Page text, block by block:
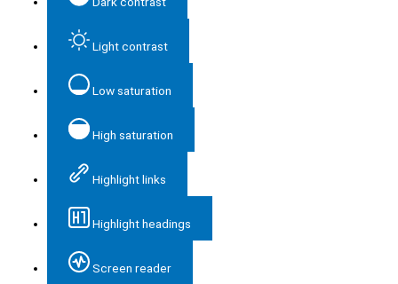
Light contrast
Low saturation
High saturation
Highlight links
Highlight headings
Screen reader